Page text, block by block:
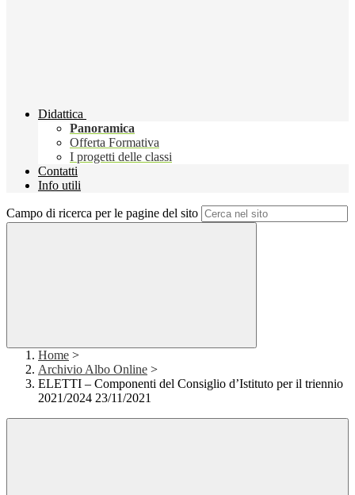
Didattica
Panoramica
Offerta Formativa
I progetti delle classi
Contatti
Info utili
Campo di ricerca per le pagine del sito
Home >
Archivio Albo Online >
ELETTI – Componenti del Consiglio d’Istituto per il triennio
2021/2024 23/11/2021